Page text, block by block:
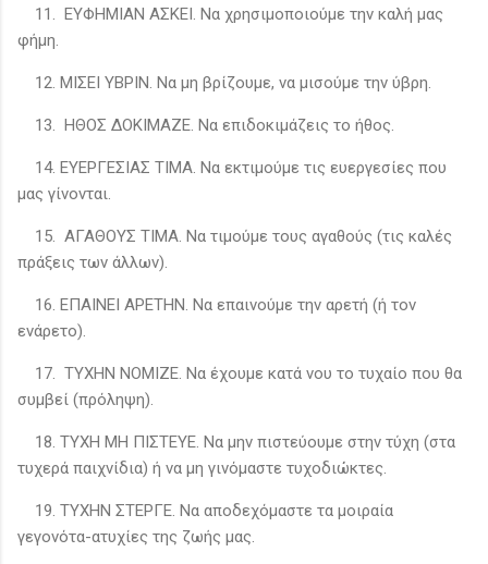
11. ΕΥΦΗΜΙΑΝ ΑΣΚΕΙ. Να χρησιμοποιούμε την καλή μας
φήμη.
12. ΜΙΣΕΙ ΥΒΡΙΝ. Να μη βρίζουμε, να μισούμε την ύβρη.
13. ΗΘΟΣ ΔΟΚΙΜΑΖΕ. Να επιδοκιμάζεις το ήθος.
14. ΕΥΕΡΓΕΣΙΑΣ ΤΙΜΑ. Να εκτιμούμε τις ευεργεσίες που
μας γίνονται.
15. ΑΓΑΘΟΥΣ ΤΙΜΑ. Να τιμούμε τους αγαθούς (τις καλές
πράξεις των άλλων).
16. ΕΠΑΙΝΕΙ ΑΡΕΤΗΝ. Να επαινούμε την αρετή (ή τον
ενάρετο).
17. ΤΥΧΗΝ ΝΟΜΙΖΕ. Να έχουμε κατά νου το τυχαίο που θα
συμβεί (πρόληψη).
18. ΤΥΧΗ ΜΗ ΠΙΣΤΕΥΕ. Να μην πιστεύουμε στην τύχη (στα
τυχερά παιχνίδια) ή να μη γινόμαστε τυχοδιώκτες.
19. ΤΥΧΗΝ ΣΤΕΡΓΕ. Να αποδεχόμαστε τα μοιραία
γεγονότα-ατυχίες της ζωής μας.